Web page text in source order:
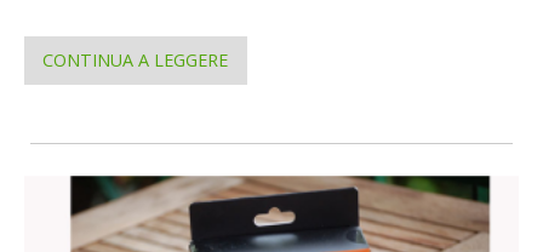
CONTINUA A LEGGERE